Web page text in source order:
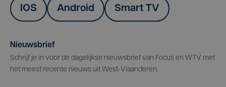
IOS Android Smart TV
Nieuwsbrief
Schrijf je in voor de dagelijkse nieuwsbrief van Focus en WTV met
het meest recente nieuws uit West-Vlaanderen.